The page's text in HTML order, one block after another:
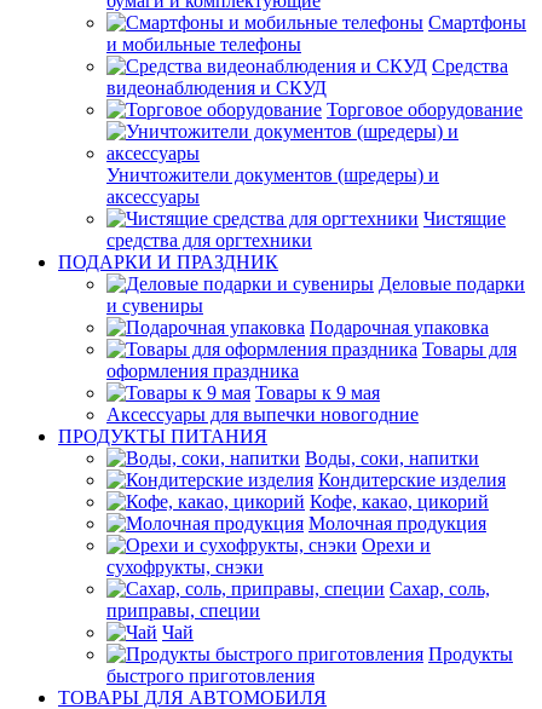
Смартфоны
и мобильные телефоны
Средства
видеонаблюдения и СКУД
Торговое оборудование
Уничтожители документов (шредеры) и
аксессуары
Чистящие
средства для оргтехники
ПОДАРКИ И ПРАЗДНИК
Деловые подарки
и сувениры
Подарочная упаковка
Товары для
оформления праздника
Товары к 9 мая
Аксессуары для выпечки новогодние
ПРОДУКТЫ ПИТАНИЯ
Воды, соки, напитки
Кондитерские изделия
Кофе, какао, цикорий
Молочная продукция
Орехи и
сухофрукты, снэки
Сахар, соль,
приправы, специи
Чай
Продукты
быстрого приготовления
ТОВАРЫ ДЛЯ АВТОМОБИЛЯ